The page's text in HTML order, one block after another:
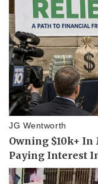
Doanh nghiệp
Thông tin doanh nghiệp
Doanh nghiệp 24h